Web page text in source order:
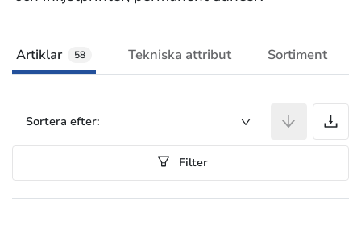
Artiklar 58 Tekniska attribut Sortiment
Sortera efter:
Filter